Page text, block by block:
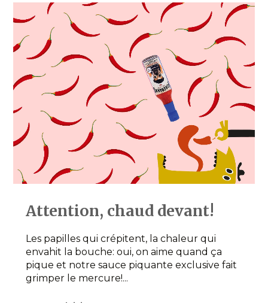
Attention, chaud devant!
Les papilles qui crépitent, la chaleur qui
envahit la bouche: oui, on aime quand ça
pique et notre sauce piquante exclusive fait
grimper le mercure!...